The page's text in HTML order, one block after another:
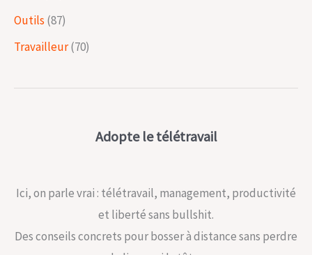
Outils (87)
Travailleur(70)
Adopte le télétravail
Ici, on parle vrai : télétravail, management, productivité
et liberté sans bullshit.
Des conseils concrets pour bosser à distance sans perdre